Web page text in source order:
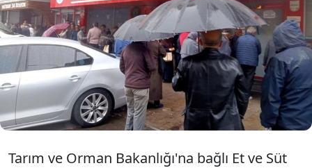
Et ve Süt Kurumu (ESK), et fiyatlarına
bugünden itibaren geçerli olmak
üzere yüzde 25 oranında zam yaptı.
Tarım ve Orman Bakanlığı'na bağlı Et ve Süt